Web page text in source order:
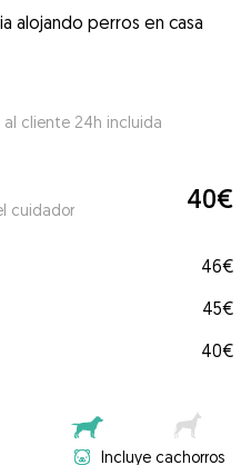
alojando perros en casa
al cliente 24h incluida
cuidador 40€
46€
45€
40€
Incluye cachorros